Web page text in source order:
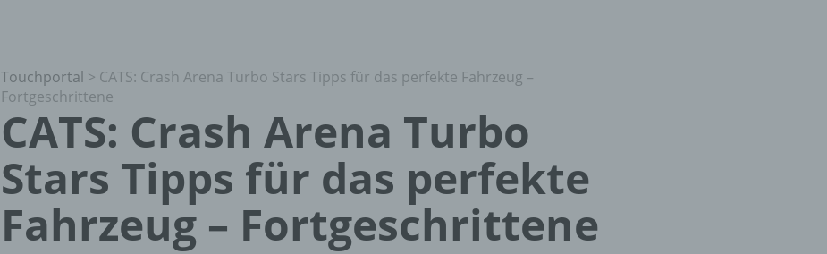
Touchportal > CATS: Crash Arena Turbo Stars Tipps für das perfekte Fahrzeug –
Fortgeschrittene
CATS: Crash Arena Turbo
Stars Tipps für das perfekte
Fahrzeug – Fortgeschrittene